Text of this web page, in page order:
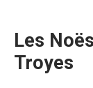
Les
Troyes